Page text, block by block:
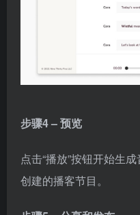
步骤4 – 预览
点击“播放”按钮开始生
创建的播客节目。